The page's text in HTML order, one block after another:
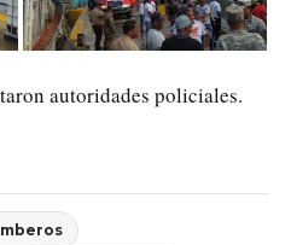
autoridades policiales.